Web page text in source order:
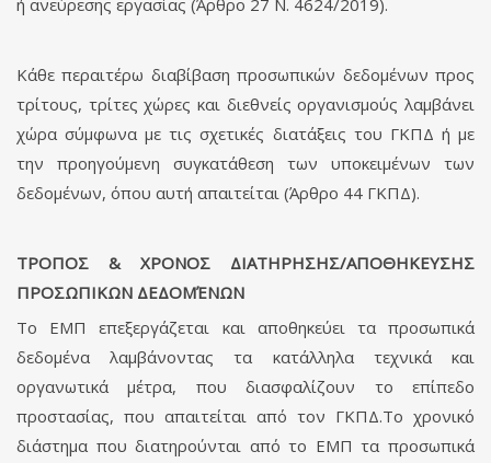
ή ανεύρεσης εργασίας (Άρθρο 27 Ν. 4624/2019).
Κάθε περαιτέρω διαβίβαση προσωπικών δεδομένων προς
τρίτους, τρίτες χώρες και διεθνείς οργανισμούς λαμβάνει
χώρα σύμφωνα με τις σχετικές διατάξεις του ΓΚΠΔ ή με
την προηγούμενη συγκατάθεση των υποκειμένων των
δεδομένων, όπου αυτή απαιτείται (Άρθρο 44 ΓΚΠΔ).
ΤΡΟΠΟΣ & ΧΡΟΝΟΣ ΔΙΑΤΗΡΗΣΗΣ/ΑΠΟΘΗΚΕΥΣΗΣ
ΠΡΟΣΩΠΙΚΩΝ ΔΕΔΟΜΈΝΩΝ
Το ΕΜΠ επεξεργάζεται και αποθηκεύει τα προσωπικά
δεδομένα λαμβάνοντας τα κατάλληλα τεχνικά και
οργανωτικά μέτρα, που διασφαλίζουν το επίπεδο
προστασίας, που απαιτείται από τον ΓΚΠΔ.Το χρονικό
διάστημα που διατηρούνται από το ΕΜΠ τα προσωπικά